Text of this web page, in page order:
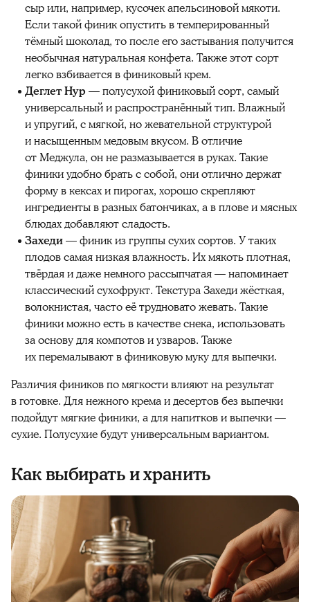
сыр или, например, кусочек апельсиновой мякоти.
Если такойфиникопустить в темперированный
тёмный шоколад, то после его застывания получится
необычная натуральная конфета. Также этотсорт
легко взбивается вфиниковыйкрем.
Деглет Нур — полусухойфиниковыйсорт, самый
универсальный и распространённый тип. Влажный
и упругий, с мягкой, но жевательной структурой
и насыщенным медовым вкусом. В отличие
от Меджула, он не размазывается в руках. Такие
финикиудобно брать с собой, они отлично держат
форму в кексах и пирогах, хорошо скрепляют
ингредиенты в разных батончиках, а в плове и мясных
блюдах добавляют сладость.
Захеди—финикиз группы сухих сортов. У таких
плодовсамая низкая влажность. Их мякоть плотная,
твёрдая и даже немного рассыпчатая — напоминает
классический сухофрукт. Текстура Захеди жёсткая,
волокнистая, часто её трудновато жевать. Такие
финикиможно есть в качестве снека, использовать
за основу для компотов и узваров. Также
их перемалывают вфиниковуюмуку для выпечки.
Различияфиниковпо мягкости влияют на результат
в готовке. Для нежного крема и десертов без выпечки
подойдутмягкиефиники, а для напитков и выпечки —
сухие. Полусухие будут универсальным вариантом.
Как выбирать и хранить